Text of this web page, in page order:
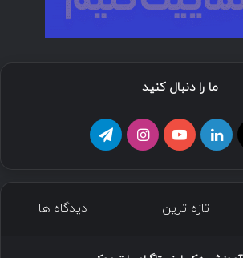
ما را دنبال کنید
تازه ترین دیدگاه ها